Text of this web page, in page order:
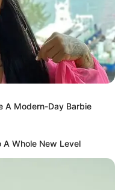
partant le pronostic est
minutes avant la course
n’hésitez pas à utiliser
ou bien notrelogiciel-Turf
A Modern-Day Barbie
A Whole New Level